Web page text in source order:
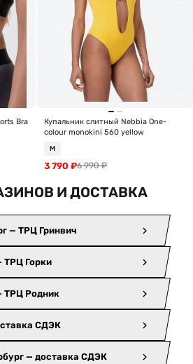
Bra
Купальник слитный Nebbia One-
colour monokini 560 yellow
M
6 990₽
3 790 ₽
И ДОСТАВКА
— ТРЦ Гринвич
ТРЦ Горки
ТРЦ Родник
СДЭК
— доставка СДЭК